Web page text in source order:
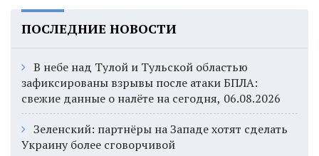
ПОСЛЕДНИЕ НОВОСТИ
В небе над Тулой и Тульской областью
зафиксированы взрывы после атаки БПЛА:
свежие данные о налёте на сегодня, 06.08.2026
Зеленский: партнёры на Западе хотят сделать
Украину более сговорчивой